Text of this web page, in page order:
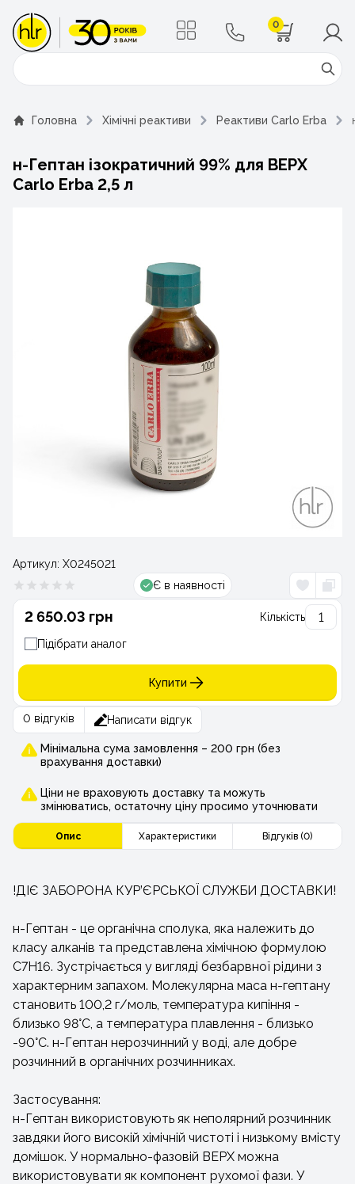
0
Поиск
Головна Хімічні реактиви Реактиви Carlo Erba
н-Гептан ізократичний 99% для ВЕРХ
Carlo Erba 2,5 л
Артикул: Х0245021
Є в наявності
2 650.03 грн Кількість
Підібрати аналог
Купити
0 відгуків Написати відгук
Мінімальна сума замовлення – 200 грн (без
врахування доставки)
Ціни не враховують доставку та можуть
змінюватись, остаточну ціну просимо уточнювати
Опис Характеристики Відгуків (0)
!ДІЄ ЗАБОРОНА КУР’ЄРСЬКОЇ СЛУЖБИ ДОСТАВКИ!
н-Гептан - це органічна сполука, яка належить до
класу алканів та представлена хімічною формулою
С7Н16. Зустрічається у вигляді безбарвної рідини з
характерним запахом. Молекулярна маса н-гептану
становить 100,2 г/моль, температура кипіння -
близько 98°C, а температура плавлення - близько
-90°C. н-Гептан нерозчинний у воді, але добре
розчинний в органічних розчинниках.
Застосування:
н-Гептан використовують як неполярний розчинник
завдяки його високій хімічній чистоті і низькому вмісту
домішок. У нормально-фазовій ВЕРХ можна
використовувати як компонент рухомої фази. У